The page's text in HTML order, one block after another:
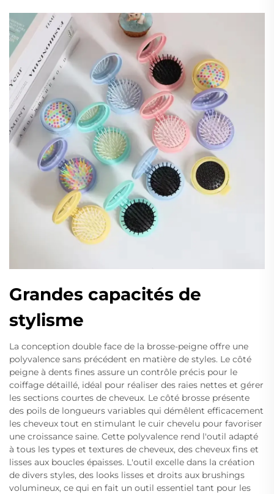
Grandes capacités de
stylisme
La conception double face de la brosse-peigne offre une
polyvalence sans précédent en matière de styles. Le côté
peigne à dents fines assure un contrôle précis pour le
coiffage détaillé, idéal pour réaliser des raies nettes et gérer
les sections courtes de cheveux. Le côté brosse présente
des poils de longueurs variables qui démêlent efficacement
les cheveux tout en stimulant le cuir chevelu pour favoriser
une croissance saine. Cette polyvalence rend l'outil adapté
à tous les types et textures de cheveux, des cheveux fins et
lisses aux boucles épaisses. L'outil excelle dans la création
de divers styles, des looks lisses et droits aux brushings
volumineux, ce qui en fait un outil essentiel tant pour les